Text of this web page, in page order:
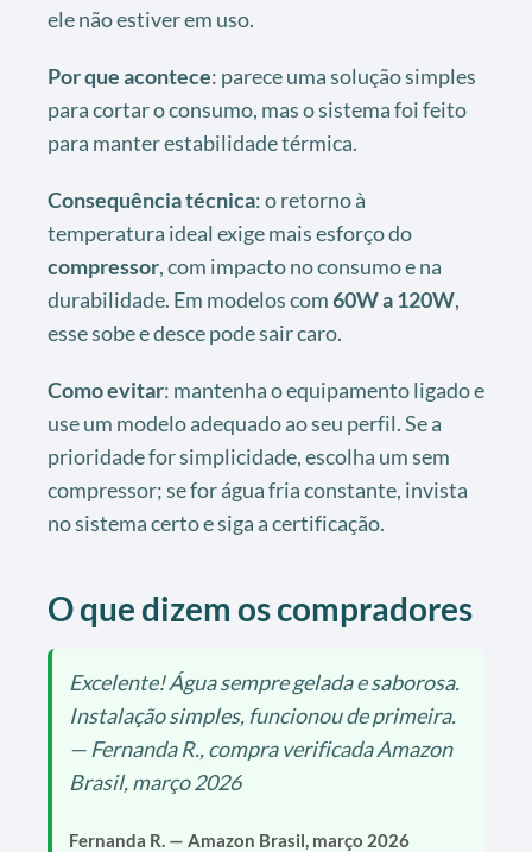
ele não estiver em uso.
Por que acontece: parece uma solução simples
para cortar o consumo, mas o sistema foi feito
para manter estabilidade térmica.
Consequência técnica: o retorno à
temperatura ideal exige mais esforço do
compressor, com impacto no consumo e na
durabilidade. Em modelos com60W a 120W,
esse sobe e desce pode sair caro.
Como evitar: mantenha o equipamento ligado e
use um modelo adequado ao seu perfil. Se a
prioridade for simplicidade, escolha um sem
compressor; se for água fria constante, invista
no sistema certo e siga a certificação.
O que dizem os compradores
Excelente! Água sempre gelada e saborosa.
Instalação simples, funcionou de primeira.
— Fernanda R., compra verificada Amazon
Brasil, março 2026
Fernanda R. — Amazon Brasil, março 2026